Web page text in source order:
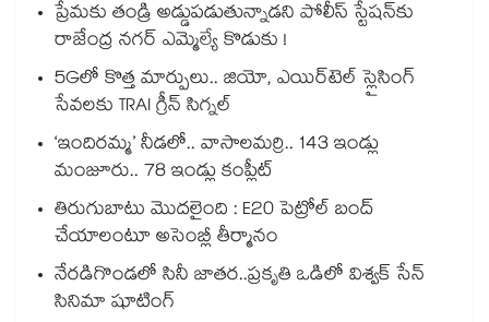
ప్రేమకు తండ్రి అడ్డుపడుతున్నాడని పోలీస్ స్టేషన్⁪కు
రాజేంద్ర నగర్ ఎమ్మెల్యే కొడుకు !
5Gలో కొత్త మార్పులు.. జియో, ఎయిర్‌టెల్ స్లైసింగ్
సేవలకు TRAI గ్రీన్ సిగ్నల్
‘ఇందిరమ్మ’ నీడలో.. వాసాలమర్రి.. 143 ఇండ్లు
మంజూరు.. 78 ఇండ్లు కంప్లీట్
తిరుగుబాటు మొదలైంది : E20 పెట్రోల్ బంద్
చేయాలంటూ అసెంబ్లీ తీర్మానం
నేరడిగొండలో సినీ జాతర..ప్రకృతి ఒడిలో విశ్వక్ సేన్
సినిమా షూటింగ్